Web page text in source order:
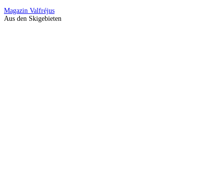
Magazin Valfréjus
Aus den Skigebieten